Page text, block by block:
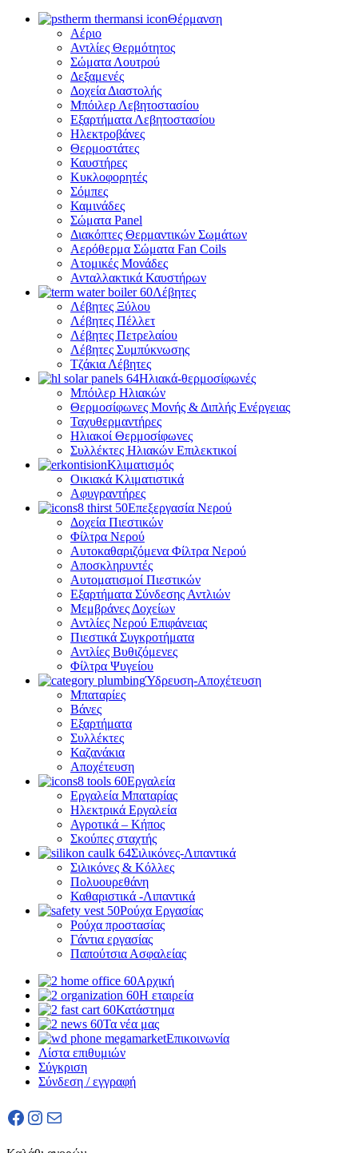
Θέρμανση
Αέριο
Αντλίες Θερμότητος
Σώματα Λουτρού
Δεξαμενές
Δοχεία Διαστολής
Μπόιλερ Λεβητοστασίου
Εξαρτήματα Λεβητοστασίου
Ηλεκτροβάνες
Θερμοστάτες
Καυστήρες
Κυκλοφορητές
Σόμπες
Καμινάδες
Σώματα Panel
Διακόπτες Θερμαντικών Σωμάτων
Αερόθερμα Σώματα Fan Coils
Ατομικές Μονάδες
Ανταλλακτικά Καυστήρων
Λέβητες
Λέβητες Ξύλου
Λέβητες Πέλλετ
Λέβητες Πετρελαίου
Λέβητες Συμπύκνωσης
Τζάκια Λέβητες
Ηλιακά-θερμοσίφωνές
Μπόιλερ Ηλιακών
Θερμοσίφωνες Μονής & Διπλής Ενέργειας
Ταχυθερμαντήρες
Ηλιακοί Θερμοσίφωνες
Συλλέκτες Ηλιακών Επιλεκτικοί
Κλιματισμός
Οικιακά Κλιματιστικά
Αφυγραντήρες
Επεξεργασία Νερού
Δοχεία Πιεστικών
Φίλτρα Νερού
Αυτοκαθαριζόμενα Φίλτρα Νερού
Αποσκληρυντές
Αυτοματισμοί Πιεστικών
Εξαρτήματα Σύνδεσης Αντλιών
Μεμβράνες Δοχείων
Αντλίες Νερού Επιφάνειας
Πιεστικά Συγκροτήματα
Αντλίες Βυθιζόμενες
Φίλτρα Ψυγείου
Ύδρευση-Αποχέτευση
Μπαταρίες
Βάνες
Εξαρτήματα
Συλλέκτες
Καζανάκια
Αποχέτευση
Εργαλεία
Εργαλεία Μπαταρίας
Ηλεκτρικά Εργαλεία
Αγροτικά – Κήπος
Σκούπες σταχτής
Σιλικόνες-Λιπαντικά
Σιλικόνες & Κόλλες
Πολυουρεθάνη
Καθαριστικά -Λιπαντικά
Ρούχα Εργασίας
Ρούχα προστασίας
Γάντια εργασίας
Παπούτσια Ασφαλείας
Αρχική
Η εταιρεία
Κατάστημα
Τα νέα μας
Επικοινωνία
Λίστα επιθυμιών
Σύγκριση
Σύνδεση / εγγραφή
Facebook
Instagram
Mail